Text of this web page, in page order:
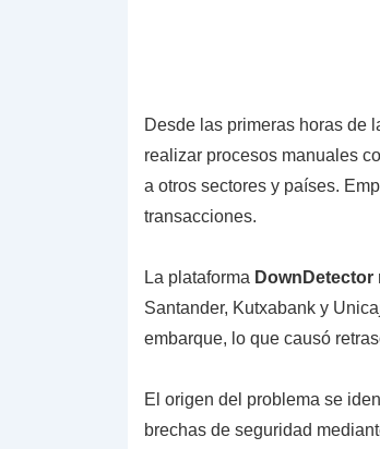
Desde las primeras horas de
realizar procesos manuales
a otros sectores y países.
transacciones.
La plataforma DownDetector
Santander, Kutxabank y
embarque, lo que causó
El origen del problema se
brechas de seguridad